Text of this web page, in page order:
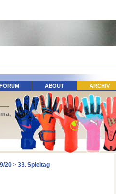
FORUM ABOUT ARCHIV
20 > 33. Spieltag